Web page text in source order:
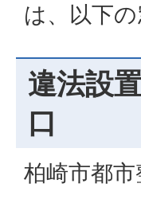
は、以下
違法設
口
柏崎市都